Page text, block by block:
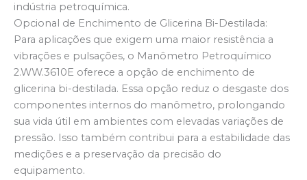
indústria petroquímica.
Opcional de Enchimento de Glicerina Bi-Destilada:
Para aplicações que exigem uma maior resistência a
vibrações e pulsações, o Manômetro Petroquímico
2.WW.3610E oferece a opção de enchimento de
glicerina bi-destilada. Essa opção reduz o desgaste dos
componentes internos do manômetro, prolongando
sua vida útil em ambientes com elevadas variações de
pressão. Isso também contribui para a estabilidade das
medições e a preservação da precisão do
equipamento.